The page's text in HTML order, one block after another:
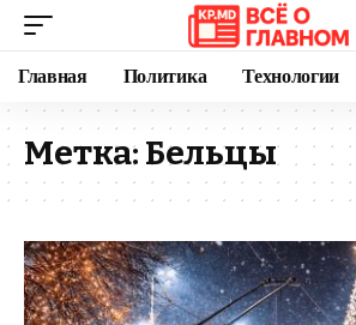
Главная Политика Технологии
Метка: Бельцы